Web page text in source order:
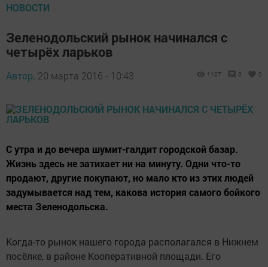
НОВОСТИ
Зеленодольский рынок начинался с
четырёх ларьков
Автор, 20 марта 2016 - 10:43 1107 0 0
С утра и до вечера шумит-галдит городской базар.
Жизнь здесь не затихает ни на минуту. Одни что-то
продают, другие покупают, но мало кто из этих людей
задумывается над тем, какова история самого бойкого
места Зеленодольска.
Когда-то рынок нашего города располагался в Нижнем
посёлке, в районе Кооперативной площади. Его